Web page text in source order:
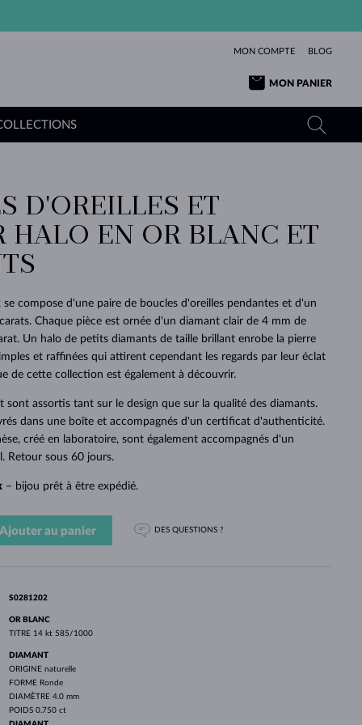
MON COMPTE BLOG
MON PANIER
DE SES
RÊVES
DÉCOUVRIR
OR JAUNE
OR ROSE
BEAUTÉ
PURE
TANZANITES
TOPAZES
TOURMALINES
POUR BÉBÉS
OR BLANC
PLUS
BELLES
TOURMALINES
MOLDAVITES
MINÉRAUX
OR BLANC
OR ROSE
PENDENTIFS
DÉCOUVRIR
INTEMPORELS
DÉCOUVRIR
DES
PERLES
DÉCOUVRIR
SAPHIRS
ÉMERAUDES
MOLDAVITES
MARIAGE
OR BLANC
AUTHENTIQUES
DÉCOUVRIR
BEAUTÉ
EXCEPTIONNELLES
DÉCOUVRIR
D'OREILLES ET
HALO EN OR BLANC ET
se compose d'une paire de boucles d'oreilles pendantes et d'un
Chaque pièce est ornée d'un diamant clair de 4 mm de
Un halo de petits diamants de taille brillant enrobe la pierre
et raffinées qui attirent cependant les regards par leur éclat
de cette collection est également à découvrir.
sont assortis tant sur le design que sur la qualité des diamants.
dans une boîte et accompagnés d'un certificat d'authenticité.
créé en laboratoire, sont également accompagnés d'un
Retour sous 60 jours.
– bijou prêt à être expédié.
Ajouter au panier DES QUESTIONS ?
S0281202
OR BLANC
TITRE 14 kt 585/1000
DIAMANT
ORIGINE naturelle
FORME Ronde
DIAMÈTRE 4.0 mm
POIDS 0.750 ct